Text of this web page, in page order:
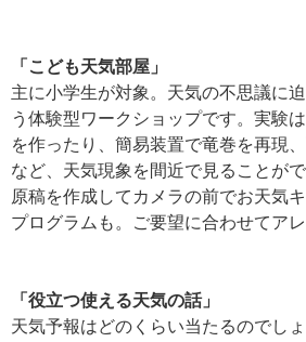
「こども天気部屋」
主に小学生が対象。天気の不思議に
う体験型ワークショップです。実験
を作ったり、簡易装置で竜巻を再現
など、天気現象を間近で見ることが
原稿を作成してカメラの前でお天気
プログラムも。ご要望に合わせてア
「役立つ使える天気の話」
天気予報はどのくらい当たるのでし